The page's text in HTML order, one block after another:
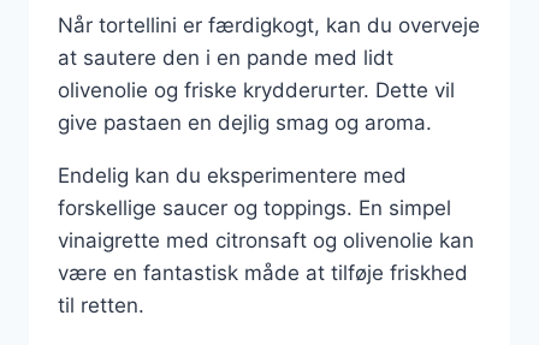
Når tortellini er færdigkogt, kan du overveje
at sautere den i en pande med lidt
olivenolie og friske krydderurter. Dette vil
give pastaen en dejlig smag og aroma.
Endelig kan du eksperimentere med
forskellige saucer og toppings. En simpel
vinaigrette med citronsaft og olivenolie kan
være en fantastisk måde at tilføje friskhed
til retten.